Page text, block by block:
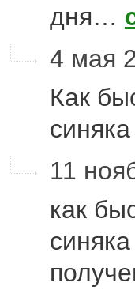
дня…
4 мая
Как
11
как